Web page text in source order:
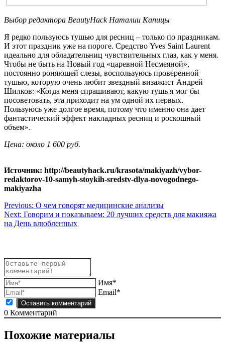
Выбор редактора BeautyHack Наталии Капицы
Я редко пользуюсь тушью для ресниц – только по праздникам.
И этот праздник уже на пороге. Средство Yves Saint Laurent
идеально для обладательниц чувствительных глаз, как у меня.
Чтобы не быть на Новый год «царевной Несмеяной»,
постоянно роняющей слезы, воспользуюсь проверенной
тушью, которую очень любит звездный визажист Андрей
Шилков: «Когда меня спрашивают, какую тушь я мог бы
посоветовать, эта приходит на ум одной их первых.
Пользуюсь уже долгое время, потому что именно она дает
фантастический эффект накладных ресниц и роскошный
объем».
Цена: около 1 600 руб.
Источник: http://beautyhack.ru/krasota/makiyazh/vybor-
redaktorov-10-samyh-stoykih-sredstv-dlya-novogodnego-
makiyazha
Навигация
по
Previous: О чем говорят медицинские анализы
Next: Говорим и показываем: 20 лучших средств для макияжа
на День влюбленных
Имя*
Email*
0 Комментарий
Похожие материалы